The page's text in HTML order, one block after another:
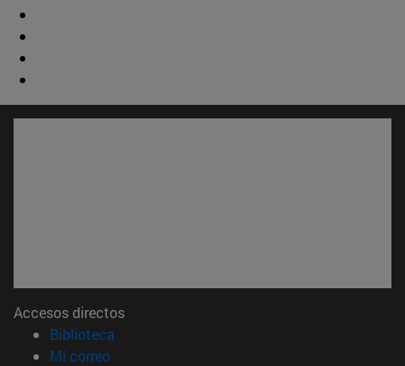
Accesos directos
Biblioteca
Mi correo(abre en nueva ventana)